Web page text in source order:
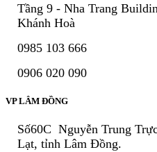
Tầng 9 - Nha Trang
Khánh Hoà
0985 103 666
0906 020 090
VP LÂM ĐỒNG
Số60C Nguyễn Trung
Lạt, tỉnh Lâm Đồng.